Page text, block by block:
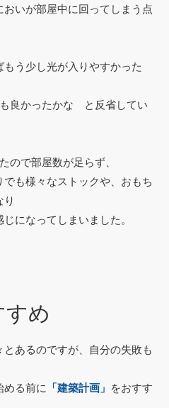
いが部屋中に回ってしまう点
う少し光が入りやすかった
良かったかな と反省してい
ので部屋数が足らず、
も様々なストックや、おもち
になってしまいました。
すめ
あるのですが、自分の失敗も
める前に 「建築計画」 をおすす